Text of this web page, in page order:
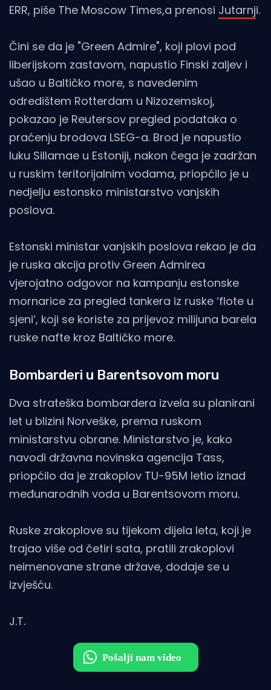
ERR, piše The Moscow Times,a prenosi Jutarnji.
Čini se da je "Green Admire", koji plovi pod
liberijskom zastavom, napustio Finski zaljev i
ušao u Baltičko more, s navedenim
odredištem Rotterdam u Nizozemskoj,
pokazao je Reutersov pregled podataka o
praćenju brodova LSEG-a. Brod je napustio
luku Sillamae u Estoniji, nakon čega je zadržan
u ruskim teritorijalnim vodama, priopćilo je u
nedjelju estonsko ministarstvo vanjskih
poslova.
Estonski ministar vanjskih poslova rekao je da
je ruska akcija protiv Green Admirea
vjerojatno odgovor na kampanju estonske
mornarice za pregled tankera iz ruske ‘flote u
sjeni‘, koji se koriste za prijevoz milijuna barela
ruske nafte kroz Baltičko more.
Bombarderi u Barentsovom moru
Dva strateška bombardera izvela su planirani
let u blizini Norveške, prema ruskom
ministarstvu obrane. Ministarstvo je, kako
navodi državna novinska agencija Tass,
priopćilo da je zrakoplov TU-95M letio iznad
međunarodnih voda u Barentsovom moru.
Ruske zrakoplove su tijekom dijela leta, koji je
trajao više od četiri sata, pratili zrakoplovi
neimenovane strane države, dodaje se u
izvješću.
J.T.